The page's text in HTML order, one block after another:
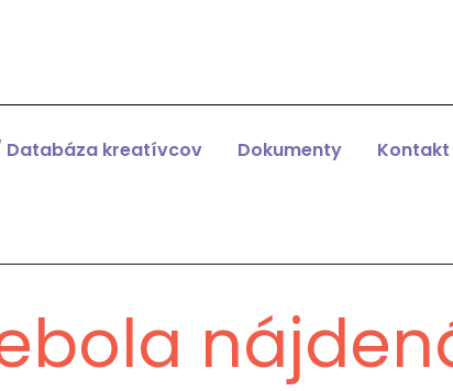
/ Databáza kreatívcov Dokumenty Kontakt